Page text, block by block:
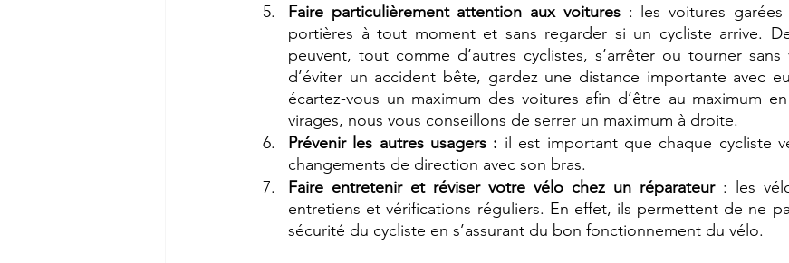
Faire particulièrement attention aux voitures : les voitures garées
portières à tout moment et sans regarder si un cycliste arrive.
peuvent, tout comme d’autres cyclistes, s’arrêter ou tourner sans
d’éviter un accident bête, gardez une distance importante avec
écartez-vous un maximum des voitures afin d’être au maximum
virages, nous vous conseillons de serrer un maximum à droite.
Prévenir les autres usagers : il est important que chaque cycliste
changements de direction avec son bras.
Faire entretenir et réviser votre vélo chez un réparateur : les
entretiens et vérifications réguliers. En effet, ils permettent de ne
sécurité du cycliste en s’assurant du bon fonctionnement du vélo.